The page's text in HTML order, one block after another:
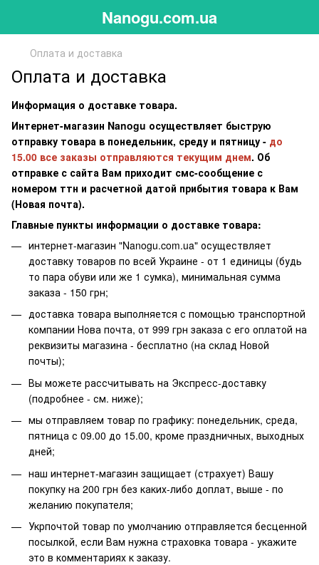
Nanogu.com.ua
Оплата и доставка
Оплата и доставка
Информация о доставке товара.
Интернет-магазин Nanogu осуществляет быструю
отправку товара в понедельник, среду и пятницу - до
15.00 все заказы отправляются текущим днем. Об
отправке с сайта Вам приходит смс-сообщение с
номером ттн и расчетной датой прибытия товара к Вам
(Новая почта).
Главные пункты информации о доставке товара:
интернет-магазин "Nanogu.com.ua" осуществляет
доставку товаров по всей Украине - от 1 единицы (будь
то пара обуви или же 1 сумка), минимальная сумма
заказа - 150 грн;
доставка товара выполняется с помощью транспортной
компании Нова почта, от 999 грн заказа с его оплатой на
реквизиты магазина - бесплатно (на склад Новой
почты);
Вы можете рассчитывать на Экспресс-доставку
(подробнее - см. ниже);
мы отправляем товар по графику: понедельник, среда,
пятница с 09.00 до 15.00, кроме праздничных, выходных
дней;
наш интернет-магазин защищает (страхует) Вашу
покупку на 200 грн без каких-либо доплат, выше - по
желанию покупателя;
Укрпочтой товар по умолчанию отправляется бесценной
посылкой, если Вам нужна страховка товара - укажите
это в комментариях к заказу.